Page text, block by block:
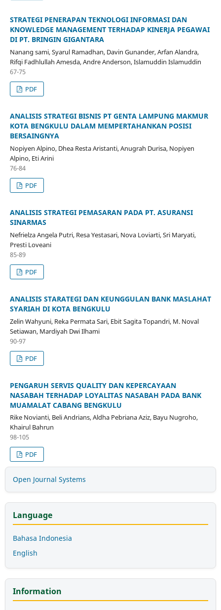
STRATEGI PENERAPAN TEKNOLOGI INFORMASI DAN
KNOWLEDGE MANAGEMENT TERHADAP KINERJA PEGAWAI
DI PT. BRINGIN GIGANTARA
Nanang sami, Syarul Ramadhan, Davin Gunander, Arfan Alandra,
Rifqi Fadhlullah Amesda, Andre Anderson, Islamuddin Islamuddin
67-75
PDF
ANALISIS STRATEGI BISNIS PT GENTA LAMPUNG MAKMUR
KOTA BENGKULU DALAM MEMPERTAHANKAN POSISI
BERSAINGNYA
Nopiyen Alpino, Dhea Resta Aristanti, Anugrah Durisa, Nopiyen
Alpino, Eti Arini
76-84
PDF
ANALISIS STRATEGI PEMASARAN PADA PT. ASURANSI
SINARMAS
Nefrielza Angela Putri, Resa Yestasari, Nova Loviarti, Sri Maryati,
Presti Loveani
85-89
PDF
ANALISIS STARATEGI DAN KEUNGGULAN BANK MASLAHAT
SYARIAH DI KOTA BENGKULU
Zelin Wahyuni, Reka Permata Sari, Ebit Sagita Topandri, M. Noval
Setiawan, Mardiyah Dwi Ilhami
90-97
PDF
PENGARUH SERVIS QUALITY DAN KEPERCAYAAN
NASABAH TERHADAP LOYALITAS NASABAH PADA BANK
MUAMALAT CABANG BENGKULU
Rike Novianti, Beli Andrians, Aldha Pebriana Aziz, Bayu Nugroho,
Khairul Bahrun
98-105
PDF
Open Journal Systems
Language
Bahasa Indonesia
English
Information